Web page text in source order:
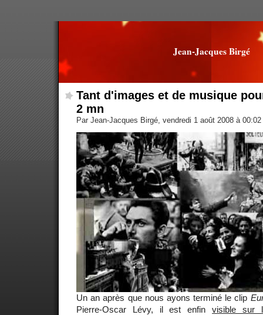
Jean-Jacques Birgé
Tant d'images et de musique
2 mn
Par Jean-Jacques Birgé, vendredi 1 août 2008 à 00:02
Un an après que nous ayons terminé le clip
Pierre-Oscar Lévy, il est enfinvisible sur